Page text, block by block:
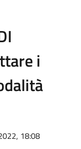
i
18:08